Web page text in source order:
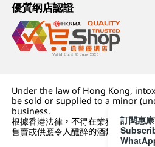
優質纲店認證
Under the law of Hong Kong,
be sold or supplied to a minor
business.
根據香港法律，不得在業務過程中，
售賣或供應令人醺醉的酒類。
訂閱惠